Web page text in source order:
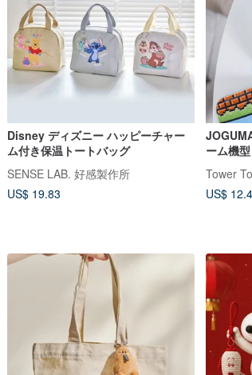
Disney ディズニー ハッピーチャー
ム付き保温トートバッグ
SENSE LAB. 好感製作所
US$ 19.83
ーム機型
Tower
US$